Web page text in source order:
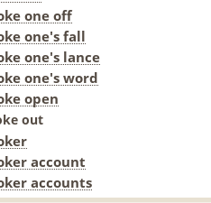
one off
one's fall
one's lance
one's word
open
out
account
accounts